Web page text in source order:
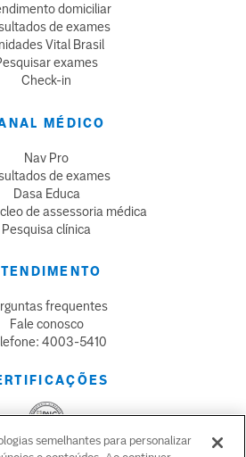
domiciliar
de exames
Vital Brasil
exames
Check-in
MÉDICO
Nav Pro
de exames
Dasa Educa
de assessoria médica
Pesquisa clínica
frequentes
Fale conosco
4003-5410
semelhantes para personalizar